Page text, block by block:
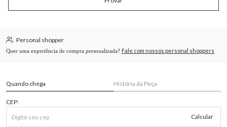
Personal shopper
Quer uma experiência de compra personalizada? Fale com nossos personal shoppers
Quando chega História da Peça
CEP:
Calcular